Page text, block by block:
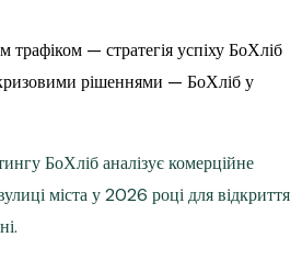
— стратегія успіху БоХліб
рішеннями — БоХліб у